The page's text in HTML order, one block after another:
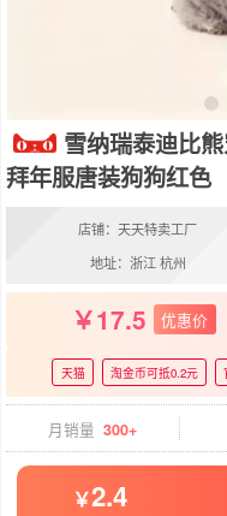
雪纳瑞泰迪比
拜年服唐装狗狗红色
店铺：天天特卖工厂
地址：浙江 杭州
17.5 优惠价
天猫 淘金币可抵0.2元
月销量 300+
2.4